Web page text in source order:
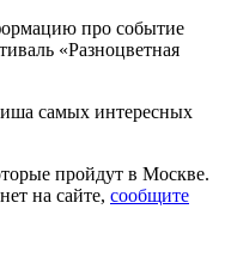
про событие
«Разноцветная
самых интересных
пройдут в Москве.
на сайте, сообщите